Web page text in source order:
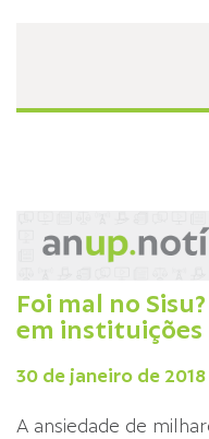
Foi mal no
em instituições
30 de janeiro de 2018
A ansiedade de